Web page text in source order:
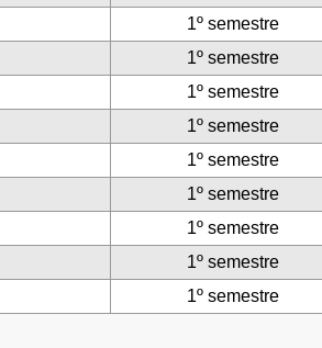
1º semestre
1º semestre
1º semestre
1º semestre
1º semestre
1º semestre
1º semestre
1º semestre
1º semestre